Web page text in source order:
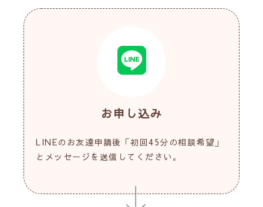
お申し込み
LINEのお友達申請後「初回45分の相談希望」
とメッセージを送信してください。